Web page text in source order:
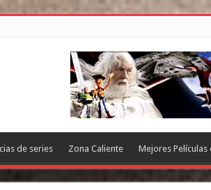
de series Zona Caliente Mejores Películas